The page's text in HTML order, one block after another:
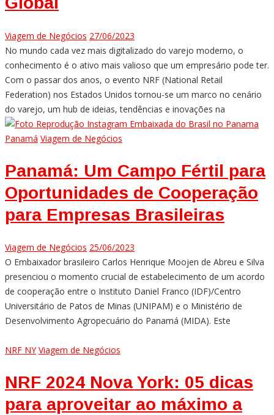
Viagem de Negócios 27/06/2023
No mundo cada vez mais digitalizado do varejo moderno, o
conhecimento é o ativo mais valioso que um empresário pode ter.
Com o passar dos anos, o evento NRF (National Retail
Federation) nos Estados Unidos tornou-se um marco no cenário
do varejo, um hub de ideias, tendências e inovações na
Panamá Viagem de Negócios
Panamá: Um Campo Fértil para
Oportunidades de Cooperação
para Empresas Brasileiras
Viagem de Negócios 25/06/2023
O Embaixador brasileiro Carlos Henrique Moojen de Abreu e Silva
presenciou o momento crucial de estabelecimento de um acordo
de cooperação entre o Instituto Daniel Franco (IDF)/Centro
Universitário de Patos de Minas (UNIPAM) e o Ministério de
Desenvolvimento Agropecuário do Panamá (MIDA). Este
NRF NY Viagem de Negócios
NRF 2024 Nova York: 05 dicas
para aproveitar ao máximo a